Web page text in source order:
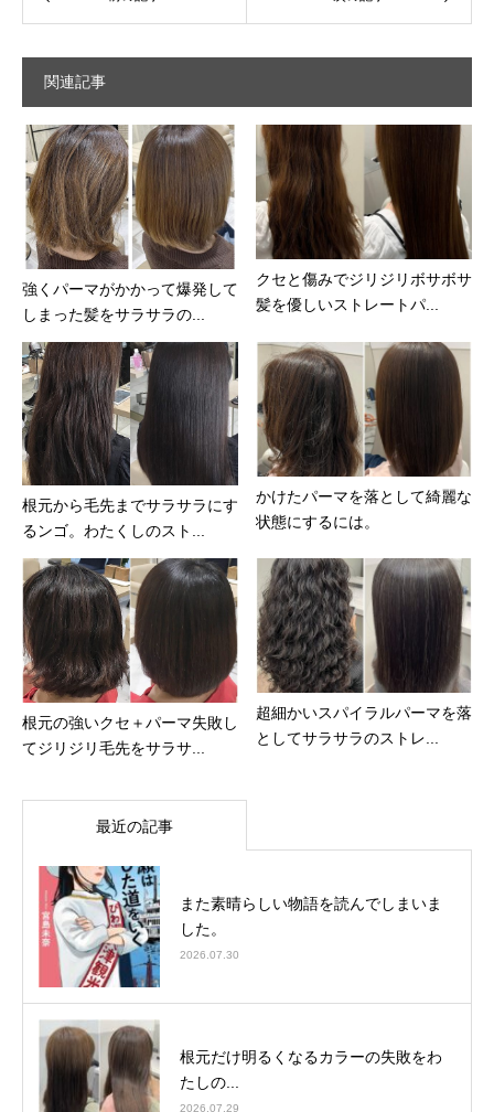
関連記事
強くパーマがかかって爆発して
しまった髪をサラサラの...
クセと傷みでジリジリボサボサ
髪を優しいストレートパ...
根元から毛先までサラサラにす
るンゴ。わたくしのスト...
かけたパーマを落として綺麗な
状態にするには。
根元の強いクセ＋パーマ失敗し
てジリジリ毛先をサラサ...
超細かいスパイラルパーマを落
としてサラサラのストレ...
最近の記事
また素晴らしい物語を読んでしまいま
した。
2026.07.30
根元だけ明るくなるカラーの失敗をわ
たしの...
2026.07.29